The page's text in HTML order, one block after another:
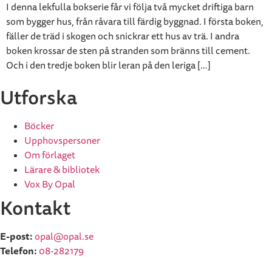
I denna lekfulla bokserie får vi följa två mycket driftiga barn
som bygger hus, från råvara till färdig byggnad. I första boken,
fäller de träd i skogen och snickrar ett hus av trä. I andra
boken krossar de sten på stranden som bränns till cement.
Och i den tredje boken blir leran på den leriga […]
Utforska
Böcker
Upphovspersoner
Om förlaget
Lärare & bibliotek
Vox By Opal
Kontakt
E-post:opal@opal.se
Telefon:08-282179